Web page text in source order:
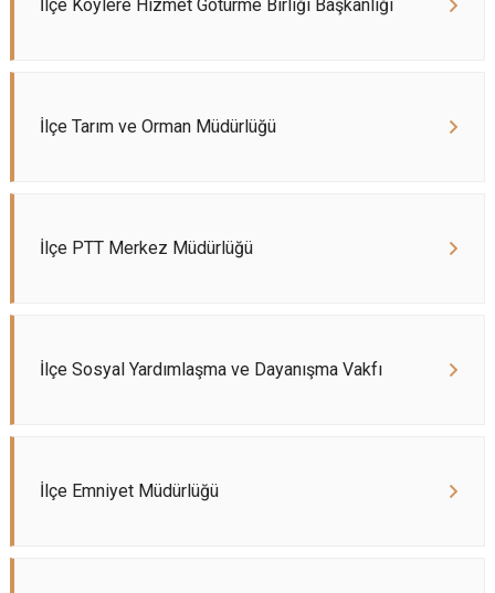
İlçe Köylere Hizmet Götürme Birliği Başkanlığı
İlçe Tarım ve Orman Müdürlüğü
İlçe PTT Merkez Müdürlüğü
İlçe Sosyal Yardımlaşma ve Dayanışma Vakfı
İlçe Emniyet Müdürlüğü